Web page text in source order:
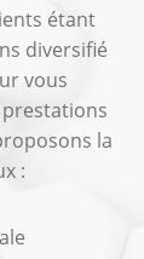
étant
diversifié
vous
la
: